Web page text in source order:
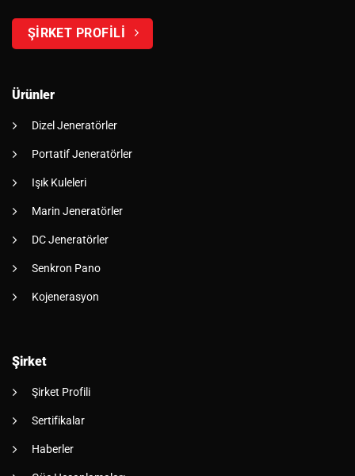
ŞİRKET PROFİLİ
Ürünler
Dizel Jeneratörler
Portatif Jeneratörler
Işık Kuleleri
Marin Jeneratörler
DC Jeneratörler
Senkron Pano
Kojenerasyon
Şirket
Şirket Profili
Sertifikalar
Haberler